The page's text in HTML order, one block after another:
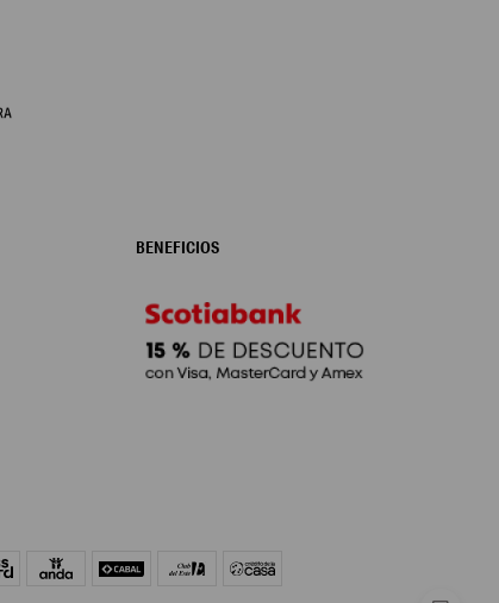
BENEFICIOS